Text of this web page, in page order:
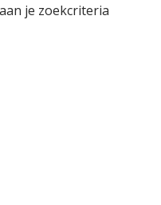
je zoekcriteria